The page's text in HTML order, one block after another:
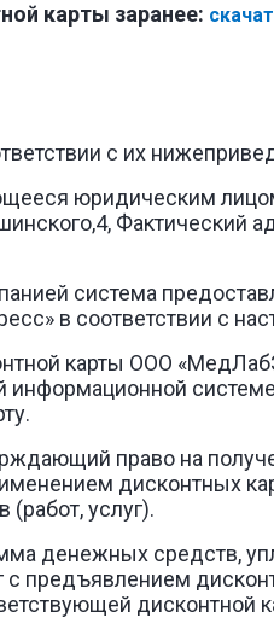
карты заранее:
с их
юридическим
Фактический
система
в соответствии с
карты ООО
право на
дисконтных
услуг).
денежных средств,
с предъявлением
дисконтной